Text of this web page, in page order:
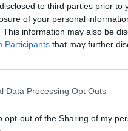
to third parties prior
of your personal
This information may also be
Participants that may further
Data Processing Opt Outs
opt-out of the Sharing of my
θα ξεκινήσει στις
περισσότερες από 24
100 κιλά
στην
GRTimes.gr ο